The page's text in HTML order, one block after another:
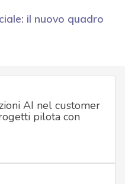
il nuovo quadro
AI nel customer
pilota con